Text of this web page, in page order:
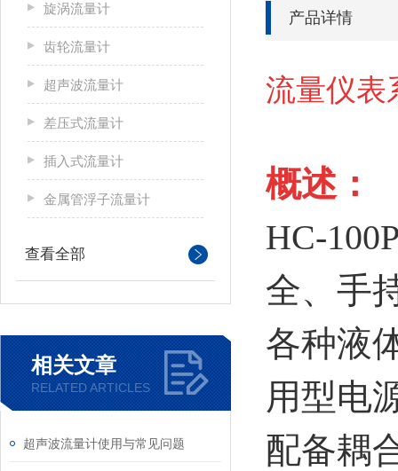
旋涡流量计
齿轮流量计
超声波流量计
差压式流量计
插入式流量计
金属管浮子流量计
查看全部
相关文章
RELATED ARTICLES
超声波流量计使用与常见问题
产品详情
流量仪表
概述：
HC-
全、手
各种液
用型电
配备耦